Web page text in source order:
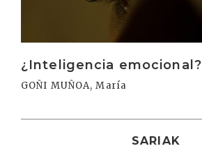
¿Inteligencia emocional?
GOÑI MUÑOA, María
SARIAK